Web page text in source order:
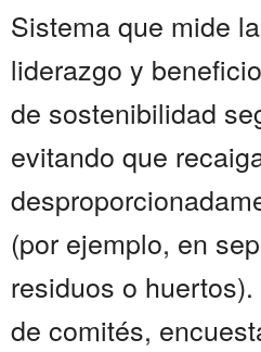
Sistema que mide
liderazgo y
de sostenibilidad
evitando que
(por ejemplo, en
residuos o
de comités,